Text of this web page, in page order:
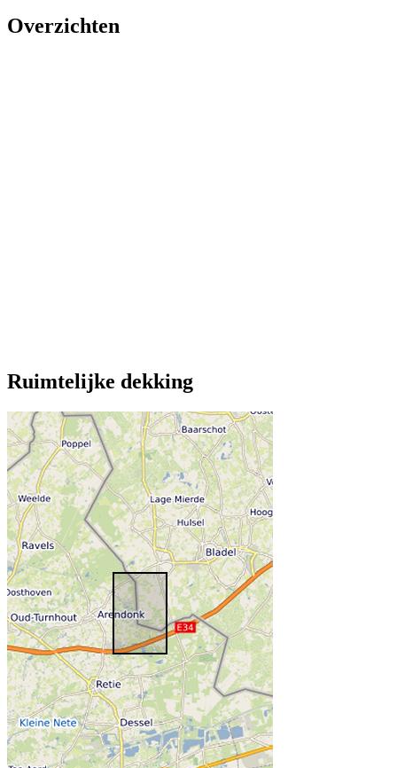
Overzichten
Ruimtelijke dekking